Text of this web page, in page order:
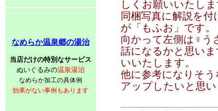
なめらか温泉郷の湯治
当店だけの特別なサービス
ぬいぐるみの温泉湯治
なめらか加工の具体例
効果がない事例もあります
しくお願いいたし
同梱写真に解説を
が「もふお」です。
向かって左側は♀う
話になるかと思い
いいたします。
他に参考になりそ
アップしたいと思